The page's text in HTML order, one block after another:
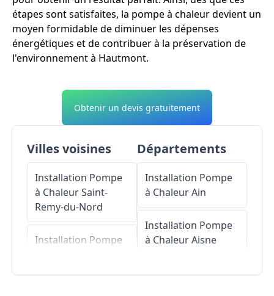
étapes sont satisfaites, la pompe à chaleur devient un
moyen formidable de diminuer les dépenses
énergétiques et de contribuer à la préservation de
l'environnement à Hautmont.
Obtenir un devis gratuitement
Villes voisines
Installation Pompe
à ChaleurSaint-
Remy-du-Nord
Installation Pompe
Départements
Installation Pompe
à ChaleurAin
Installation Pompe
à ChaleurAisne
Installation Pompe